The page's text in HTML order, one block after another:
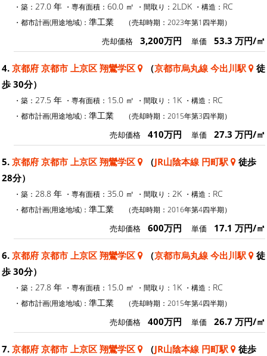
・築： 27.0 年 ・専有面積： 60.0 ㎡ ・間取り： 2LDK ・構造： RC
・都市計画(用途地域)： 準工業 （売却時期：2023年第1四半期）
売却価格 3,200万円 単価 53.3 万円/㎡
4. 京都府 京都市 上京区 翔鸞学区 （京都市烏丸線 今出川駅
徒
歩 30分）
・築： 27.5 年 ・専有面積： 15.0 ㎡ ・間取り： 1K ・構造： RC
・都市計画(用途地域)： 準工業 （売却時期：2015年第3四半期）
売却価格 410万円 単価 27.3 万円/㎡
5. 京都府 京都市 上京区 翔鸞学区 （JR山陰本線 円町駅
徒歩
28分）
・築： 28.8 年 ・専有面積： 35.0 ㎡ ・間取り： 2K ・構造： RC
・都市計画(用途地域)： 準工業 （売却時期：2016年第4四半期）
売却価格 600万円 単価 17.1 万円/㎡
6. 京都府 京都市 上京区 翔鸞学区 （京都市烏丸線 今出川駅
徒
歩 30分）
・築： 27.8 年 ・専有面積： 15.0 ㎡ ・間取り： 1K ・構造： RC
・都市計画(用途地域)： 準工業 （売却時期：2015年第4四半期）
売却価格 400万円 単価 26.7 万円/㎡
7. 京都府 京都市 上京区 翔鸞学区 （JR山陰本線 円町駅
徒歩